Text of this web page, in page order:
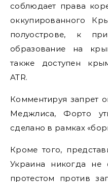
соблюдает права
оккупированного
полуострове, к
образование на
также доступен
ATR.
Комментируя запрет
Меджлиса, Форто
сделано в рамках
Кроме того,
Украина никогда
протестом против